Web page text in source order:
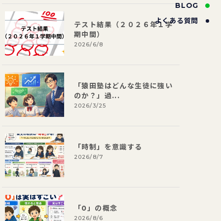
BLOG
よくある質問
テスト結果（２０２６年１学
期中間）
2026/6/8
「猿田塾はどんな生徒に強い
のか？」過...
2026/3/25
「時制」を意識する
2026/8/7
「0」の概念
2026/8/6